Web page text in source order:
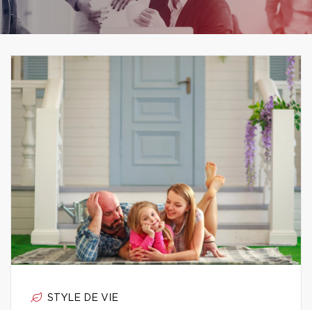
STYLE DE VIE